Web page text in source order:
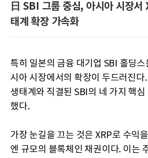
日 SBI 그룹 중심, 아시아 시장
태계 확장 가속화
특히 일본의 금융 대기업 SBI 홀딩
시아 시장에서의 확장이 두드러진다
생태계와 직결된 SBI의 네 가지 핵
했다.
가장 눈길을 끄는 것은 XRP로 수익
엔 규모의 블록체인 채권이다. 이는